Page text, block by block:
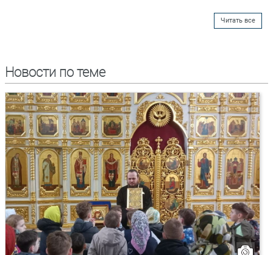
Читать все
Новости по теме